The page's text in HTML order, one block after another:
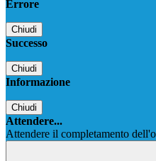
Errore
Chiudi
Successo
Chiudi
Informazione
Chiudi
Attendere...
Attendere il completamento